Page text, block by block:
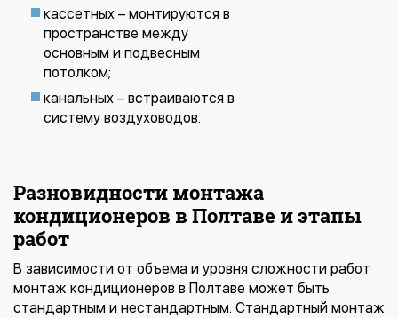
кассетных – монтируются в
пространстве между
основным и подвесным
потолком;
канальных – встраиваются в
систему воздуховодов.
Разновидности монтажа
кондиционеров в Полтаве и этапы
работ
В зависимости от объема и уровня сложности работ
монтаж кондиционеров в Полтаве может быть
стандартным и нестандартным. Стандартный монтаж